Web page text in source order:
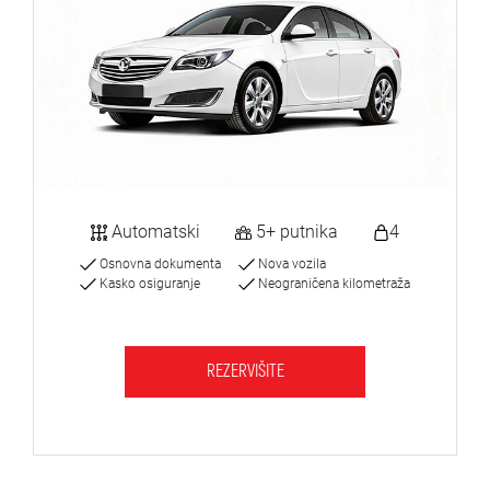
Automatski 5+ putnika 4
Osnovna dokumenta
Kasko osiguranje
Nova vozila
Neograničena kilometraža
REZERVIŠITE